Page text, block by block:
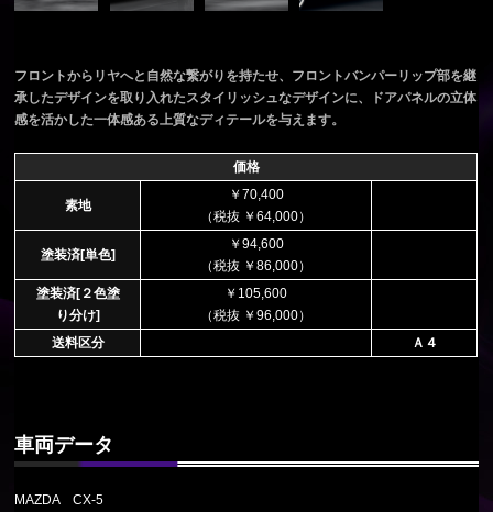
フロントからリヤへと自然な繋がりを持たせ、フロントバンパーリップ部を継
承したデザインを取り入れたスタイリッシュなデザインに、ドアパネルの立体
感を活かした一体感ある上質なディテールを与えます。
価格
素地
￥70,400
（税抜 ￥64,000）
塗装済[単色]
￥94,600
（税抜 ￥86,000）
塗装済[２色塗
り分け]
￥105,600
（税抜 ￥96,000）
送料区分
Ａ４
車両データ
MAZDA CX-5